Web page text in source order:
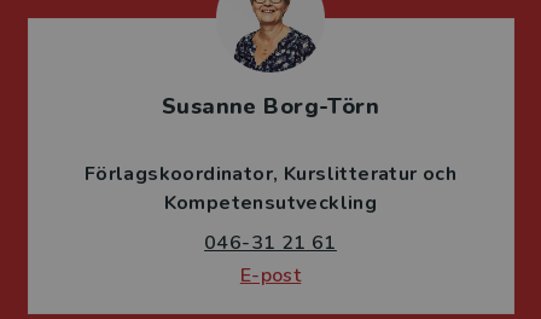
Susanne Borg-Törn
Förlagskoordinator Kurslitteratur och
Kompetensutveckling
046-31 21 61
E-post